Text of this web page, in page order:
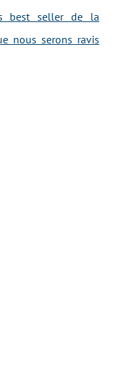
best seller de la
nous serons ravis